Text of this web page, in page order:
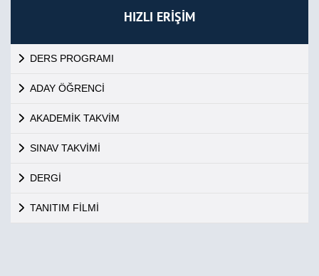
HIZLI ERİŞİM
DERS PROGRAMI
ADAY ÖĞRENCİ
AKADEMİK TAKVİM
SINAV TAKVİMİ
DERGİ
TANITIM FİLMİ